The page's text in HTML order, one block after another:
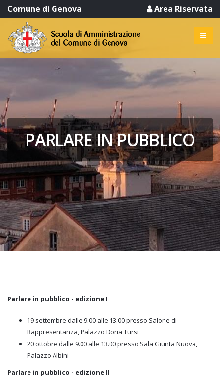
Comune di Genova Area Riservata
PARLARE IN PUBBLICO
Parlare in pubblico - edizione I
19 settembre dalle 9.00 alle 13.00 presso Salone di
Rappresentanza, Palazzo Doria Tursi
20 ottobre dalle 9.00 alle 13.00 presso Sala Giunta Nuova,
Palazzo Albini
Parlare in pubblico - edizione II